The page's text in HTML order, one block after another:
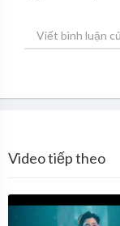
Video tiếp theo